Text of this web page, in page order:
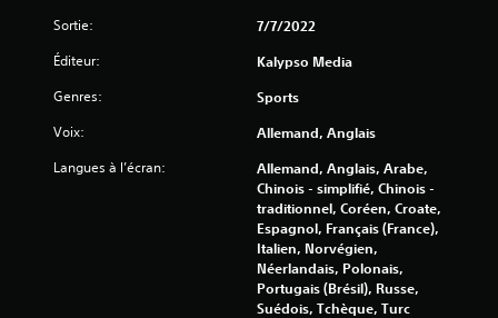
Sortie: 7/7/2022
Éditeur: Kalypso Media
Genres: Sports
Voix: Allemand, Anglais
Langues à l’écran:
Allemand, Anglais, Arabe,
Chinois - simplifié, Chinois -
traditionnel, Coréen, Croate,
Espagnol, Français (France),
Italien, Norvégien,
Néerlandais, Polonais,
Portugais (Brésil), Russe,
Suédois, Tchèque, Turc